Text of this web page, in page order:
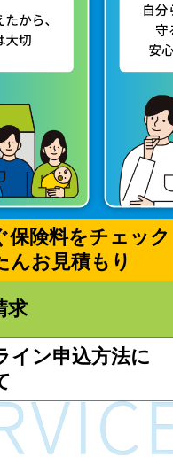
保険料をチェック
んお見積もり
求
イン申込方法に